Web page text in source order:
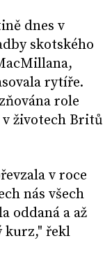
dnes v
skotského
rytíře.
role
životech Britů
v roce
nás všech
oddaná a až
kurz," řekl